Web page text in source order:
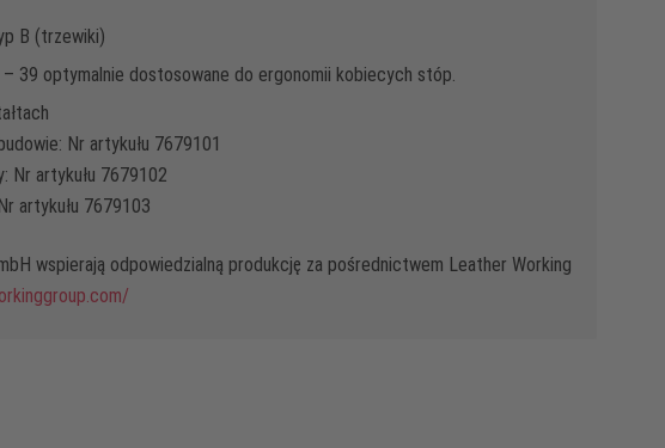
B (trzewiki)
– 39 optymalnie dostosowane do ergonomii kobiecych stóp.
Nr artykułu 7679101
Nr artykułu 7679102
artykułu 7679103
wspierają odpowiedzialną produkcję za pośrednictwem Leather Working